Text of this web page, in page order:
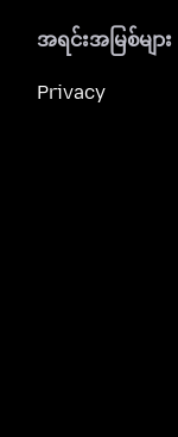
အရင်းအမြစ်များ
Privacy